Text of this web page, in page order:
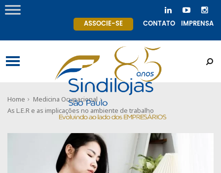
ASSOCIE-SE CONTATO IMPRENSA
Home
Medicina Ocupacional
As L.E.R e as implicações no ambiente de trabalho